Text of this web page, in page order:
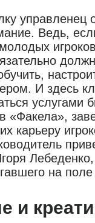
управленец
Ведь,
И здесь
услугами
«Факела»,
карьеру
Лебеденко,
на
и